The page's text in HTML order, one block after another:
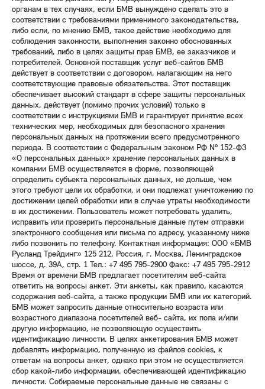
органам в тех случаях, если БМВ вынуждено сделать это в
соответствии с требованиями применимого законодательства,
либо если, по мнению БМВ, такое действие необходимо для
соблюдения законности, выполнения законно обоснованных
требований, либо в целях защиты прав БМВ, ее заказчиков и
потребителей. Основной поставщик услуг веб-сайтов БМВ
действует в соответствии с договором, налагающим на него
соответствующие правовые обязательства. Этот поставщик
обеспечивает высокий стандарт в сфере защиты персональных
данных, действует (помимо прочих условий) только в
соответствии с инструкциями БМВ и гарантирует принятие всех
технических мер, необходимых для безопасного хранения
персональных данных на протяжении всего предусмотренного
периода. В соответствии с Федеральным законом РФ № 152-ФЗ
«О персональных данных» хранение персональных данных в
компании БМВ осуществляется в форме, позволяющей
определить субъекта персональных данных, не дольше, чем
этого требуют цели их обработки, и они подлежат уничтожению по
достижении целей обработки или в случае утраты необходимости
в их достижении. Пользователь может потребовать удалить,
исправить или проверить персональные данные путем отправки
электронного сообщения или письма по адресу, указанному ниже
либо позвонить по телефону. Контактная информация: ООО «БМВ
Русланд Трейдинг» 125 212, Россия, г. Москва, Ленинградское
шоссе, д. 39А, стр. 1 Тел.: +7 495 795-2900 Факс: +7 495 795-2912
Время от времени БМВ предлагает посетителям веб-сайта
ответить на вопросы анкет. Эти анкеты, как правило, касаются
содержания веб-сайта, а также продукции БМВ или их категорий.
БМВ может запросить данные относительно возраста или
возрастного диапазона посетителей веб- сайта, их пола и/или
другую информацию, не позволяющую осуществить
идентификацию личности. В целях анкетирования БМВ может
добавлять информацию, полученную из файлов cookies, к
ответам на вопросы анкет, однако при этом не осуществляется
сбор какой-либо информации, обеспечивающей идентификацию
личности. Собираемые персональные данные не связаны с